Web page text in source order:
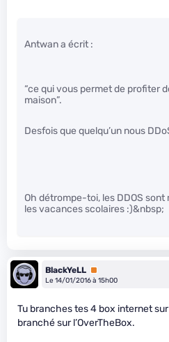
Antwan a écrit :
“ce qui vous permet de profiter
maison”.
Desfois que quelqu’un nous
Oh détrompe-toi, les DDOS
les vacances scolaires :)&nbsp;
BlackYeLL Premium
Le 14/01/2016 à 15h00
Tu branches tes 4 box internet
branché sur l’OverTheBox.